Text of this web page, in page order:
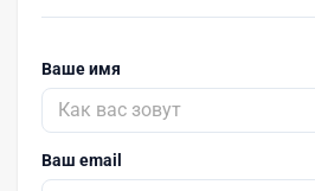
Ваше имя
Ваш email